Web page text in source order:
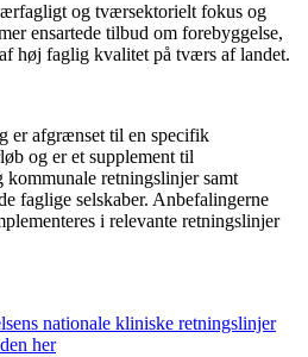
og tværsektorielt fokus og
ensartede tilbud om forebyggelse,
høj faglig kvalitet på tværs af landet.
er afgrænset til en specifik
og er et supplement til
retningslinjer samt
faglige selskaber. Anbefalingerne
i relevante retningslinjer
nationale kliniske retningslinjer
her